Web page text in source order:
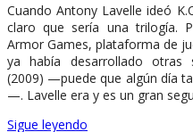
Cuando Antony Lavelle ideó
claro que sería una trilogía.
Armor Games, plataforma de
ya había desarrollado otras
(2009) —puede que algún día
—. Lavelle era y es un gran
Sigue leyendo